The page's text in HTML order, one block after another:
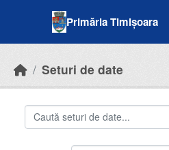
Primăria Timișoara
Seturi de date